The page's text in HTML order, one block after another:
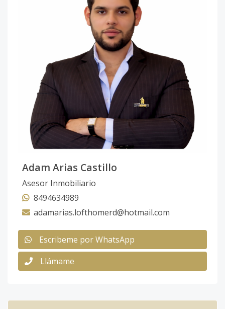
Adam Arias Castillo
Asesor Inmobiliario
8494634989
adamarias.lofthomerd@hotmail.com
Escribeme por WhatsApp
Llámame